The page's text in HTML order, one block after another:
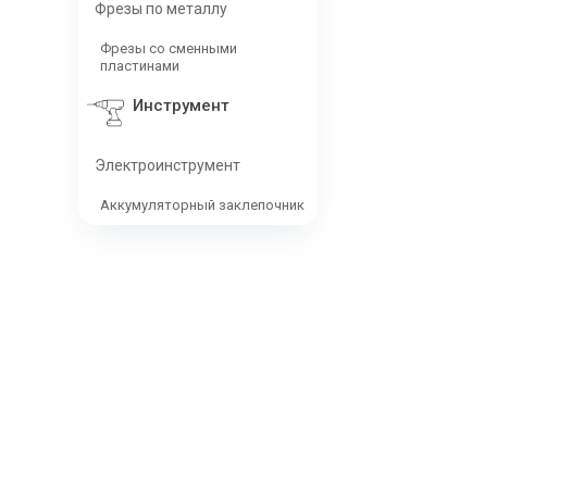
Фрезы по металлу
Фрезы со сменными
пластинами
Инструмент
Электроинструмент
Аккумуляторный заклепочник